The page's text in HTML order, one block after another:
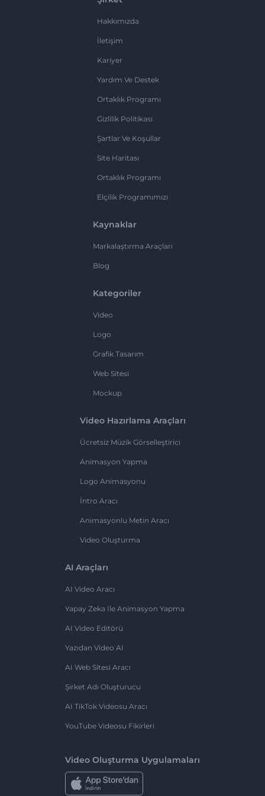
Hakkımızda
İletişim
Kariyer
Yardım Ve Destek
Ortaklık Programı
Gizlilik Politikası
Şartlar Ve Koşullar
Site Haritası
Ortaklık Programı
Elçilik Programımızı
Kaynaklar
Markalaştırma Araçları
Blog
Kategoriler
Video
Logo
Grafik Tasarım
Web Sitesi
Mockup
Video Hazırlama Araçları
Ücretsiz Müzik Görselleştirici
Animasyon Yapma
Logo Animasyonu
İntro Aracı
Animasyonlu Metin Aracı
Video Oluşturma
AI Araçları
AI Video Aracı
Yapay Zeka Ile Animasyon Yapma
AI Video Editörü
Yazıdan Video AI
AI Web Sitesi Aracı
Şirket Adı Oluşturucu
AI TikTok Videosu Aracı
YouTube Videosu Fikirleri
Video Oluşturma Uygulamaları